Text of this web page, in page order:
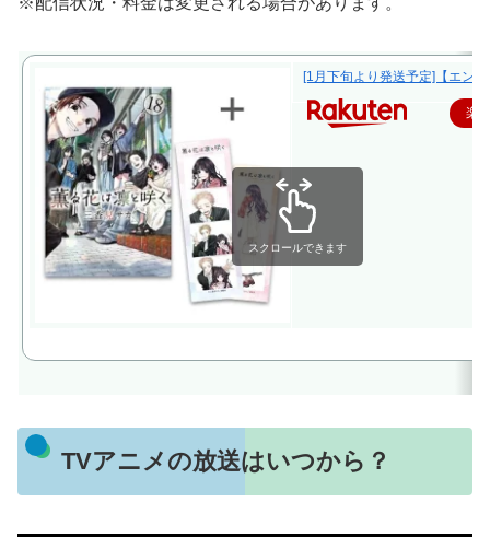
[1月下旬より発送予定]【エン
楽
スクロールできます
TVアニメの放送はいつから？